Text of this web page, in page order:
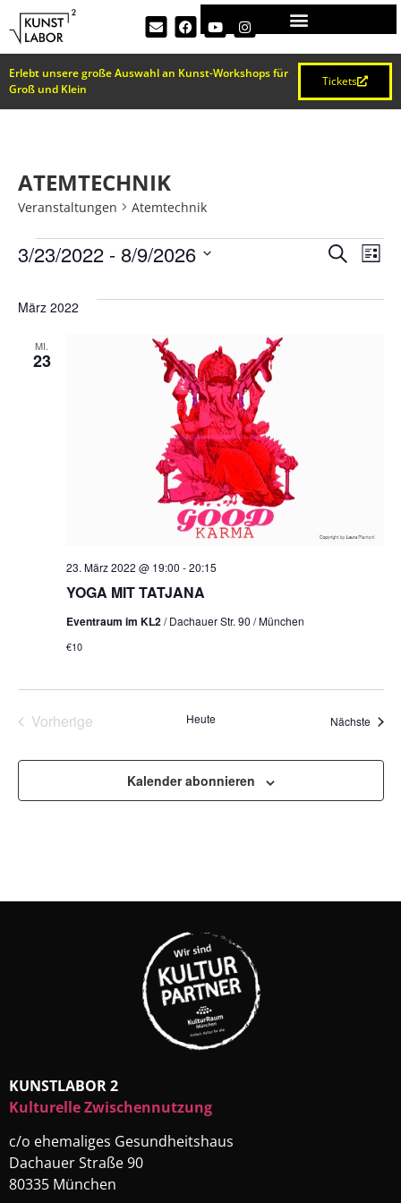
Erlebt unsere große Auswahl an Kunst-Workshops für
Groß und Klein
Tickets
ATEMTECHNIK
Veranstaltungen Atemtechnik
SucheListe
3/23/2022 - 8/9/2026
März 2022
MI.
23
YOGA MIT TATJANA
23. März 2022 @ 19:00 -20:15
Eventraum im KL2/ Dachauer Str. 90 / München
€10
VorherigeVeranstaltungenHeute Nächste
Kalender abonnieren
KUNSTLABOR 2
Kulturelle Zwischennutzung
c/o ehemaliges Gesundheitshaus
Dachauer Straße 90
80335 München